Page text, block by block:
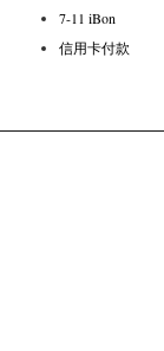
7-11 iBon
信用卡付款